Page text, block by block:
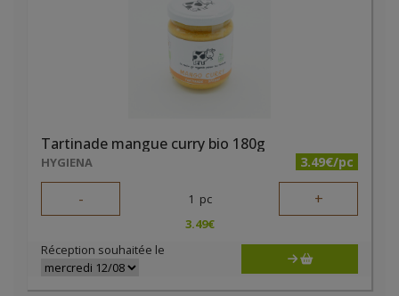
Tartinade mangue curry bio 180g
HYGIENA 3.49€/pc
- 1 pc +
3.49€
Réception souhaitée le